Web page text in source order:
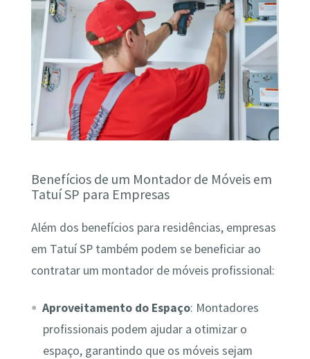
Benefícios de um Montador de Móveis em
Tatuí SP para Empresas
Além dos benefícios para residências, empresas
em Tatuí SP também podem se beneficiar ao
contratar um montador de móveis profissional:
Aproveitamento do Espaço: Montadores
profissionais podem ajudar a otimizar o
espaço, garantindo que os móveis sejam